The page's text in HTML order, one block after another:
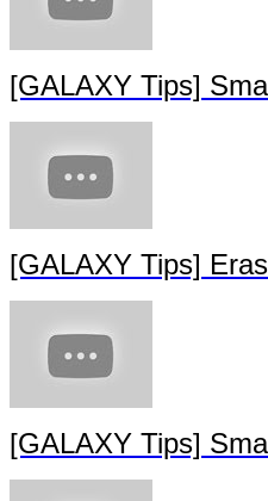
[GALAXY Tips]
[GALAXY Tips]
[GALAXY Tips]